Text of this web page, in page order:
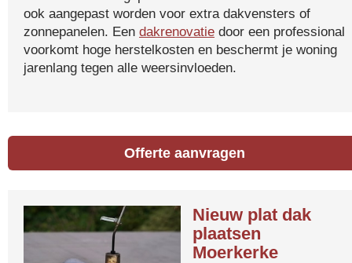
ook aangepast worden voor extra dakvensters of
zonnepanelen. Een dakrenovatie door een professional
voorkomt hoge herstelkosten en beschermt je woning
jarenlang tegen alle weersinvloeden.
Offerte aanvragen
Nieuw plat dak
plaatsen
Moerkerke